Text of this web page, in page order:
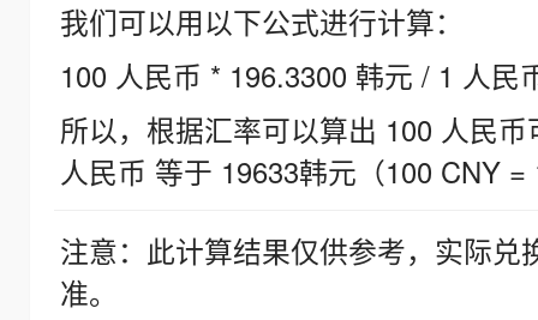
我们可以用以下公式进行计算：
100 人民币 * 196.3300 韩元 / 1 人民
所以，根据汇率可以算出 100 人民
人民币 等于 19633韩元（100 CNY =
注意：此计算结果仅供参考，实际
准。